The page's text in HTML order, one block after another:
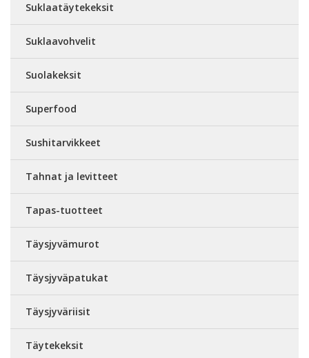
Suklaatäytekeksit
Suklaavohvelit
Suolakeksit
Superfood
Sushitarvikkeet
Tahnat ja levitteet
Tapas-tuotteet
Täysjyvämurot
Täysjyväpatukat
Täysjyväriisit
Täytekeksit